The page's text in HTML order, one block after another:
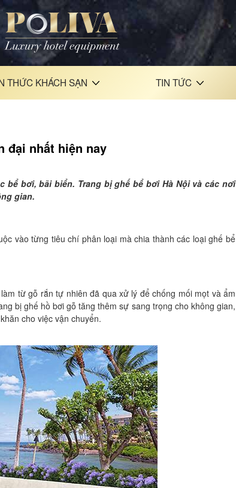
THỨC KHÁCH SẠN TIN TỨC
đại nhất hiện nay
bơi, bãi biển. Trang bị ghế bể bơi Hà Nội và các nơi
gian.
vào từng tiêu chí phân loại mà chia thành các loại ghế bể
từ gỗ rắn tự nhiên đã qua xử lý để chống mối mọt và ẩm
bị ghế hồ bơi gỗ tăng thêm sự sang trọng cho không gian,
cho việc vận chuyển.